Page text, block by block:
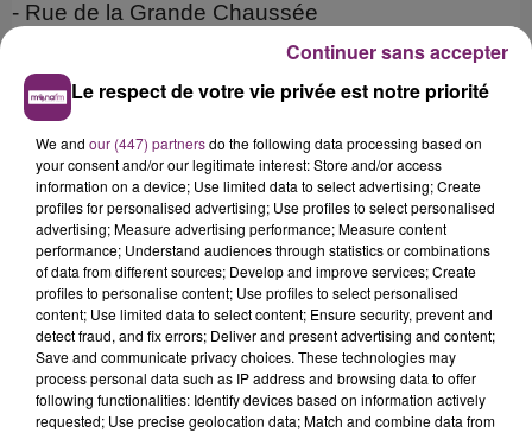
- Rue de la Grande Chaussée
- Rue Basse
- Rue du Curé Saint Etienne
- Rue Esquermoise
- Rue des Poissonceaux
- Rue du Cirque
- Rue Bartholomé Masurel
- Rue Thiers (de la rue de la Chambre des
Comptes à la rue Esquermoise)
- Rue Jean Jacques Rousseau
- Rue Doudin
- Rue des Trois Mollettes
Le respect de votre vie privée est notre priorité
We and our (447) partnersdo the following data processing based on
your consent and/or our legitimate interest: Store and/or access
information on a device; Use limited data to select advertising; Create
profiles for personalised advertising; Use profiles to select personalised
advertising; Measure advertising performance; Measure content
performance; Understand audiences through statistics or combinations
of data from different sources; Develop and improve services; Create
profiles to personalise content; Use profiles to select personalised
content; Use limited data to select content; Ensure security, prevent and
detect fraud, and fix errors; Deliver and present advertising and content;
Save and communicate privacy choices. These technologies may
process personal data such as IP address and browsing data to offer
following functionalities: Identify devices based on information actively
requested; Use precise geolocation data; Match and combine data from
Continuer sans accepter